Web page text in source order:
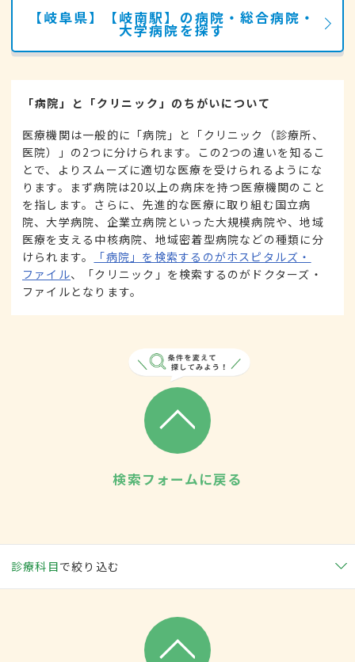
【岐阜県】【岐南駅】の病院・総合病院・
大学病院を探す
「病院」と「クリニック」のちがいについて
医療機関は一般的に「病院」と「クリニック（診療所、
医院）」の2つに分けられます。この2つの違いを知るこ
とで、よりスムーズに適切な医療を受けられるようにな
ります。まず病院は20以上の病床を持つ医療機関のこと
を指します。さらに、先進的な医療に取り組む国立病
院、大学病院、企業立病院といった大規模病院や、地域
医療を支える中核病院、地域密着型病院などの種類に分
けられます。
「病院」を検索するのがホスピタルズ・
ファイル、「クリニック」を検索するのがドクターズ・
ファイルとなります。
検索フォームに戻る
診療科目で絞り込む